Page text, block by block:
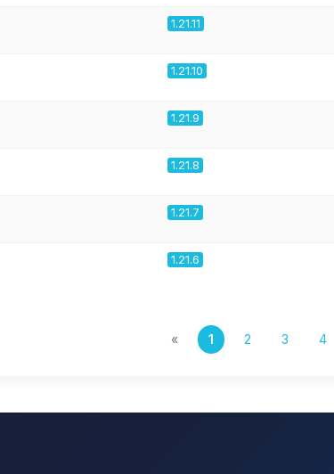
1.21.11
1.21.10
1.21.9
1.21.8
1.21.7
1.21.6
« 1 2 3 4